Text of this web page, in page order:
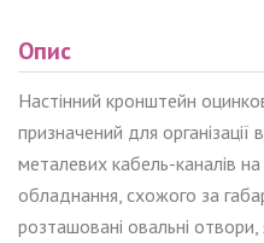
Опис
Настінний кронштейн
призначений для організації
металевих кабель-каналів на
обладнання, схожого за
розташовані овальні